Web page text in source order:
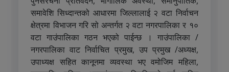
समावेशि सिध्दान्तको आधारमा जिल्लालाई २ वटा निर्वाचन
क्षेत्रमा विभाजन गरि सो अन्तर्गत २ वटा नगरपालिका र १०
वटा गाउंपालिका गठन भएको पाईन्छ । गाउंपालिका /
नगरपालिका वाट निर्वाचित प्रमुख, उप प्रमुख /अध्यक्ष,
उपाध्यक्ष सहित कानूनमा व्यवस्था भए वमोजिम महिला,